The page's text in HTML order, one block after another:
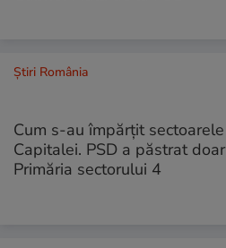
Știri România
Cum s-au împărțit sectoarele
Capitalei. PSD a păstrat doar
Primăria sectorului 4